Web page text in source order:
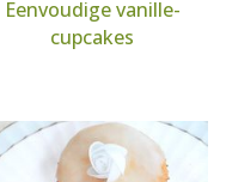
Eenvoudige vanille-
cupcakes